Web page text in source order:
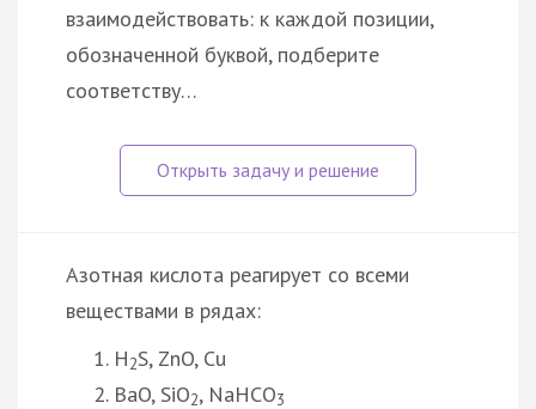
взаимодействовать: к каждой позиции,
обозначенной буквой, подберите
соответству…
Азотная кислота реагирует со всеми
веществами в рядах:
H2S, ZnO, Cu
BaO, SiO2, NaHCO3